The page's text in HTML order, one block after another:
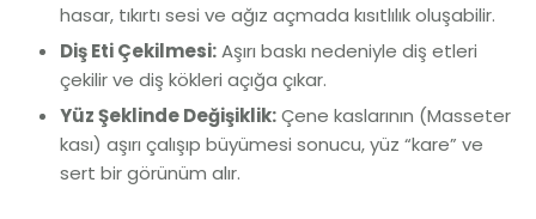
hasar, tıkırtı sesi ve ağız açmada kısıtlılık oluşabilir.
Diş Eti Çekilmesi:Aşırı baskı nedeniyle diş etleri
çekilir ve diş kökleri açığa çıkar.
Yüz Şeklinde Değişiklik:Çene kaslarının (Masseter
kası) aşırı çalışıp büyümesi sonucu, yüz “kare” ve
sert bir görünüm alır.